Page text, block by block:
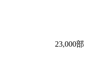
23,000部